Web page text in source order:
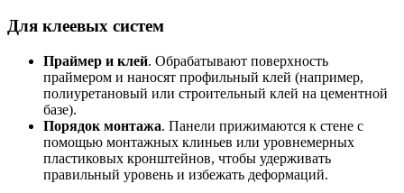
Для клеевых систем
Праймер и клей. Обрабатывают поверхность
праймером и наносят профильный клей (например,
полиуретановый или строительный клей на цементной
базе).
Порядок монтажа. Панели прижимаются к стене с
помощью монтажных клиньев или уровнемерных
пластиковых кронштейнов, чтобы удерживать
правильный уровень и избежать деформаций.